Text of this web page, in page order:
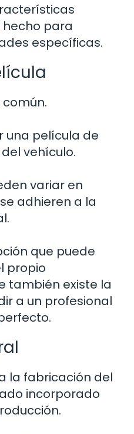
para
específicas.
una película de
vehículo.
variar en
adhieren a la
que puede
propio
también existe la
a un profesional
la fabricación del
incorporado